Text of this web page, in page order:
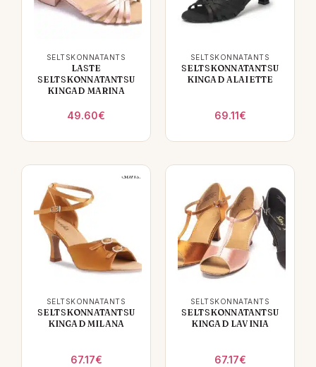
SELTSKONNATANTS
LASTE
SELTSKONNATANTSU
KINGAD MARINA
49.60€
SELTSKONNATANTS
SELTSKONNATANTSU
KINGAD ALAIETTE
69.11€
SELTSKONNATANTS
SELTSKONNATANTSU
KINGAD MILANA
67.17€
SELTSKONNATANTS
SELTSKONNATANTSU
KINGAD LAVINIA
67.17€